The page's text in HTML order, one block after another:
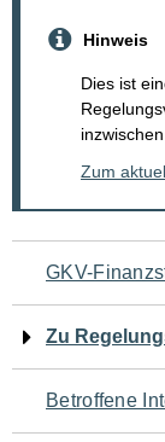
Hinweis
Dies ist
Zum
für
den
GKV-
Zu
Betroffene